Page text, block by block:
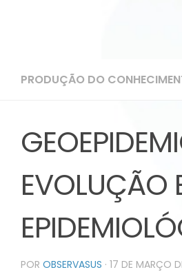
PRODUÇÃO DO
EVOLUÇÃO
POR OBSERVASUS · 17 DE MARÇO